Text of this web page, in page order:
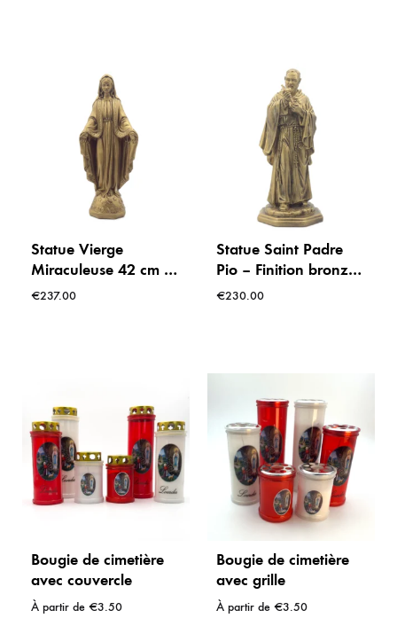
Statue Vierge
Miraculeuse 42 cm –
Finition bronze –
€237.00
Statue Saint Padre
Pio – Finition bronze
45 cm
€230.00
Bougie de cimetière
avec couvercle
À partir de €3.50
Bougie de cimetière
avec grille
À partir de €3.50